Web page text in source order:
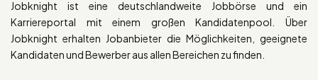
Jobknight ist eine deutschlandweite Jobbörse und ein
Karriereportal mit einem großen Kandidatenpool. Über
Jobknight erhalten Jobanbieter die Möglichkeiten, geeignete
Kandidaten und Bewerber aus allen Bereichen zu finden.